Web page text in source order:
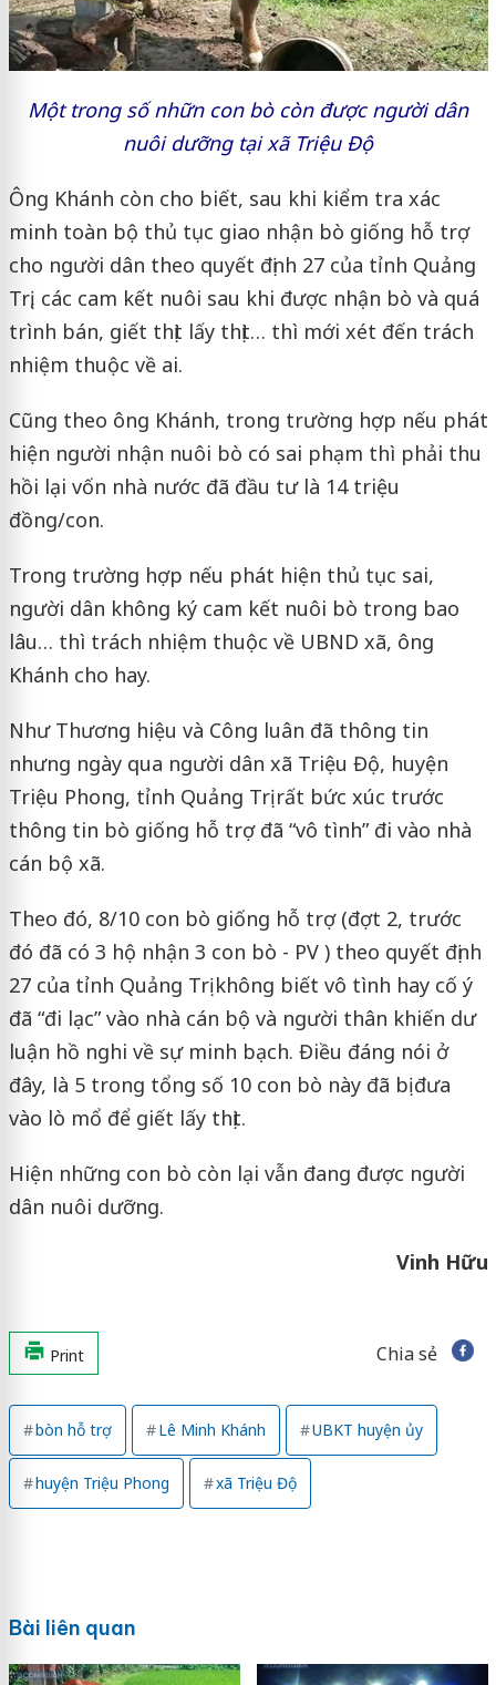
Một trong số nhữn con bò còn được người dân
nuôi dưỡng tại xã Triệu Độ
Ông Khánh còn cho biết, sau khi kiểm tra xác
minh toàn bộ thủ tục giao nhận bò giống hỗ trợ
cho người dân theo quyết định 27 của tỉnh Quảng
Trị, các cam kết nuôi sau khi được nhận bò và quá
trình bán, giết thịt lấy thịt… thì mới xét đến trách
nhiệm thuộc về ai.
Cũng theo ông Khánh, trong trường hợp nếu phát
hiện người nhận nuôi bò có sai phạm thì phải thu
hồi lại vốn nhà nước đã đầu tư là 14 triệu
đồng/con.
Trong trường hợp nếu phát hiện thủ tục sai,
người dân không ký cam kết nuôi bò trong bao
lâu… thì trách nhiệm thuộc về UBND xã, ông
Khánh cho hay.
Như Thương hiệu và Công luân đã thông tin
nhưng ngày qua người dân xã Triệu Độ, huyện
Triệu Phong, tỉnh Quảng Trị rất bức xúc trước
thông tin bò giống hỗ trợ đã “vô tình” đi vào nhà
cán bộ xã.
Theo đó, 8/10 con bò giống hỗ trợ (đợt 2, trước
đó đã có 3 hộ nhận 3 con bò - PV ) theo quyết định
27 của tỉnh Quảng Trị không biết vô tình hay cố ý
đã “đi lạc” vào nhà cán bộ và người thân khiến dư
luận hồ nghi về sự minh bạch. Điều đáng nói ở
đây, là 5 trong tổng số 10 con bò này đã bị đưa
vào lò mổ để giết lấy thịt.
Hiện những con bò còn lại vẫn đang được người
dân nuôi dưỡng.
Vinh Hữu
Print Chia sẻ
bòn hỗ trợ Lê Minh Khánh UBKT huyện ủy
huyện Triệu Phong xã Triệu Độ
Bài liên quan